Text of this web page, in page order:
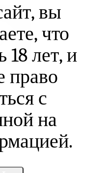
d 2,2-4,0
вы
что
18 лет, и
право
с
на